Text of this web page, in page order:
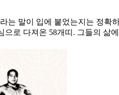
는 말이 입에 붙었는지는 정확
로 다져온 58개띠. 그들의 삶